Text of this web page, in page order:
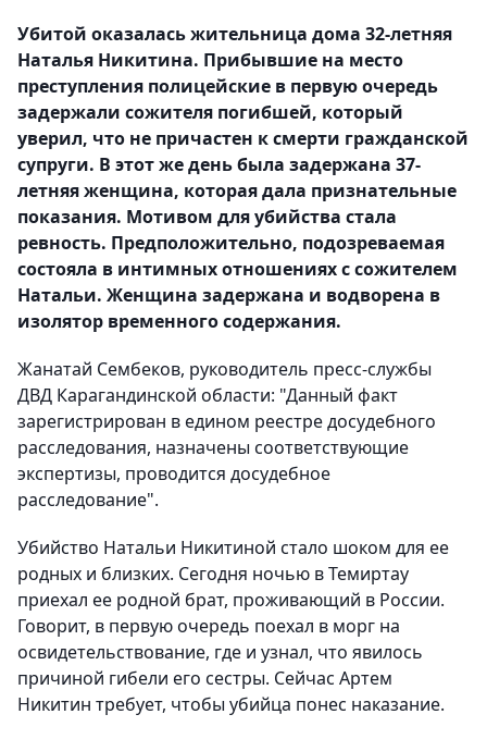
Убитой оказалась жительница дома 32-летняя
Наталья Никитина. Прибывшие на место
преступления полицейские в первую очередь
задержали сожителя погибшей, который
уверил, что не причастен к смерти гражданской
супруги. В этот же день была задержана 37-
летняя женщина, которая дала признательные
показания. Мотивом для убийства стала
ревность. Предположительно, подозреваемая
состояла в интимных отношениях с сожителем
Натальи. Женщина задержана и водворена в
изолятор временного содержания.
Жанатай Сембеков, руководитель пресс-службы
ДВД Карагандинской области: "Данный факт
зарегистрирован в едином реестре досудебного
расследования, назначены соответствующие
экспертизы, проводится досудебное
расследование".
Убийство Натальи Никитиной стало шоком для ее
родных и близких. Сегодня ночью в Темиртау
приехал ее родной брат, проживающий в России.
Говорит, в первую очередь поехал в морг на
освидетельствование, где и узнал, что явилось
причиной гибели его сестры. Сейчас Артем
Никитин требует, чтобы убийца понес наказание.